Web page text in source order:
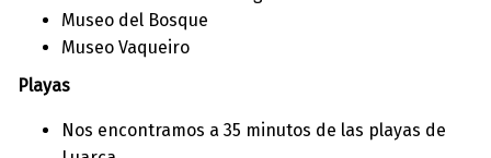
Museo del Bosque
Museo Vaqueiro
Playas
Nos encontramos a 35 minutos de las playas de